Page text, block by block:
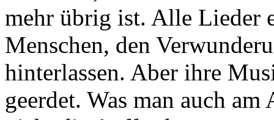
mehr übrig ist. Alle Lieder
Menschen, den
hinterlassen. Aber ihre
geerdet. Was man auch